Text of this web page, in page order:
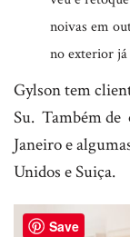
noivas em
no exterior já
Gylson tem
Su. Também de
Janeiro e
Unidos e Suiça.
Save